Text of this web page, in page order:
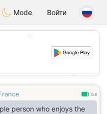
Dating
Mode Войти
💕
0.8
person who enjoys the